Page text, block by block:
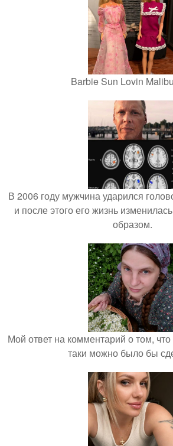
Barbie Sun Lovin
В 2006 году мужчина ударился
и после этого его жизнь
образом.
Мой ответ на комментарий о том,
таки можно было бы